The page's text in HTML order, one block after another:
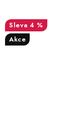
4 %
Akce